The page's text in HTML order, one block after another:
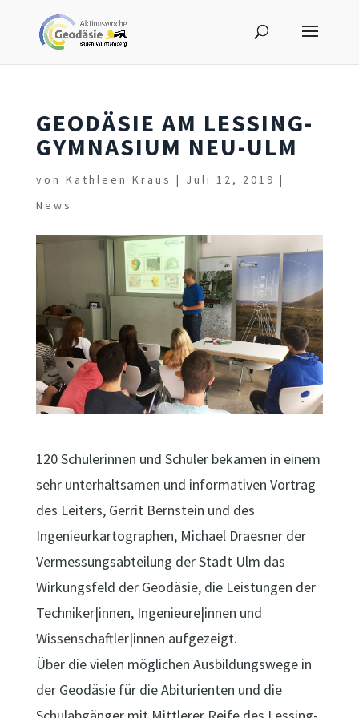
GEODÄSIE AM LESSING-
GYMNASIUM NEU-ULM
von Kathleen Kraus | Juli 12, 2019 |
News
120 Schülerinnen und Schüler bekamen in einem
sehr unterhaltsamen und informativen Vortrag
des Leiters, Gerrit Bernstein und des
Ingenieurkartographen, Michael Draesner der
Vermessungsabteilung der Stadt Ulm das
Wirkungsfeld der Geodäsie, die Leistungen der
Techniker|innen, Ingenieure|innen und
Wissenschaftler|innen aufgezeigt.
Über die vielen möglichen Ausbildungswege in
der Geodäsie für die Abiturienten und die